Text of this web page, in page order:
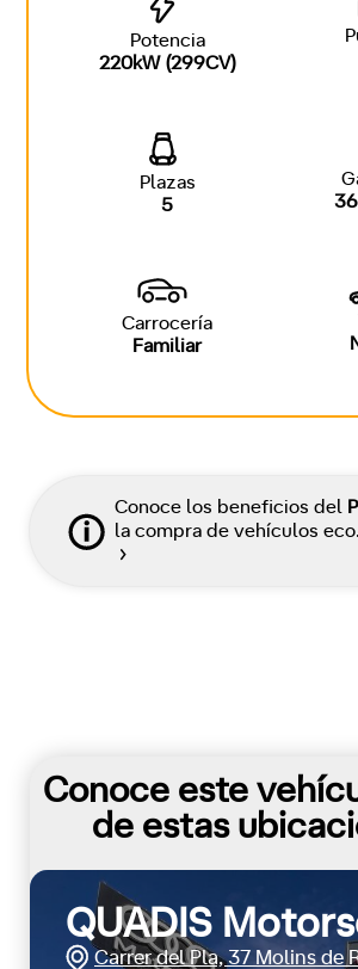
Potencia
220kW (299CV)
Plazas
5
Carrocería
Familiar
Conoce los beneficios del
la compra de vehículos eco.
Conoce este
de estas
QUADIS
Carrer del Pla, 37 Molins de